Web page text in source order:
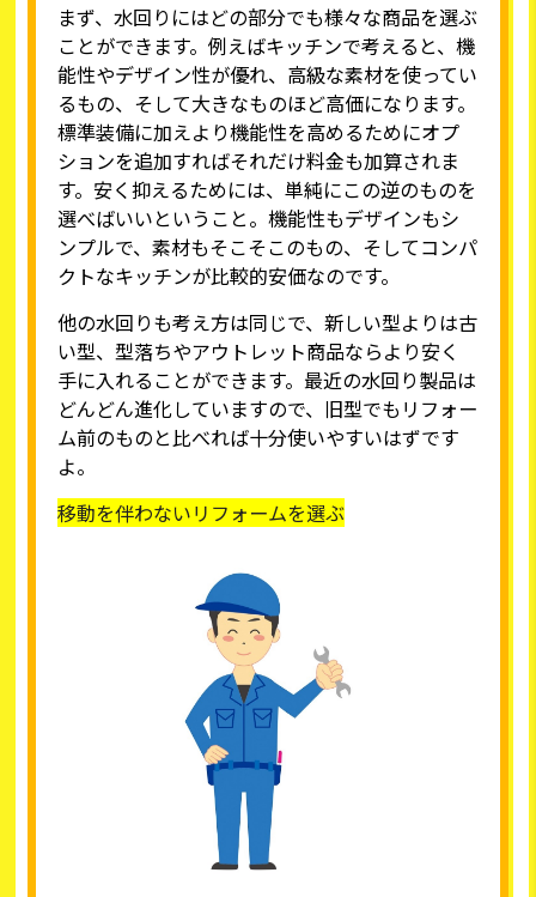
まず、水回りにはどの部分でも様々な商品を選ぶ
ことができます。例えばキッチンで考えると、機
能性やデザイン性が優れ、高級な素材を使ってい
るもの、そして大きなものほど高価になります。
標準装備に加えより機能性を高めるためにオプ
ションを追加すればそれだけ料金も加算されま
す。安く抑えるためには、単純にこの逆のものを
選べばいいということ。機能性もデザインもシ
ンプルで、素材もそこそこのもの、そしてコンパ
クトなキッチンが比較的安価なのです。
他の水回りも考え方は同じで、新しい型よりは古
い型、型落ちやアウトレット商品ならより安く
手に入れることができます。最近の水回り製品は
どんどん進化していますので、旧型でもリフォー
ム前のものと比べれば十分使いやすいはずです
よ。
移動を伴わないリフォームを選ぶ